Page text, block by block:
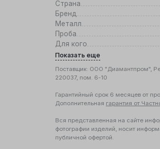
Страна
Бренд
Металл
Проба
Для кого
Показать еще
Поставщик: ООО "Диамантпром",
220037, пом. 6-10
Гарантийный срок 6 месяцев от
Дополнительная гарантия от
Вся представленная на сайте
фотографии изделий, носит
публичной офертой.